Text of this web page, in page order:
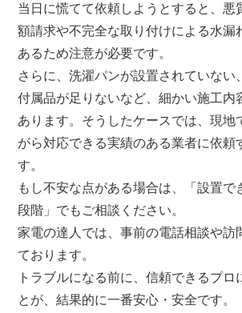
当日に慌てて依頼しようとすると、悪
額請求や不完全な取り付けによる水漏
あるため注意が必要です。
さらに、洗濯パンが設置されていない
付属品が足りないなど、細かい施工内
あります。そうしたケースでは、現地
がら対応できる実績のある業者に依頼
す。
もし不安な点がある場合は、「設置で
段階」でもご相談ください。
家電の達人では、事前の電話相談や訪
ております。
トラブルになる前に、信頼できるプロ
とが、結果的に一番安心・安全です。